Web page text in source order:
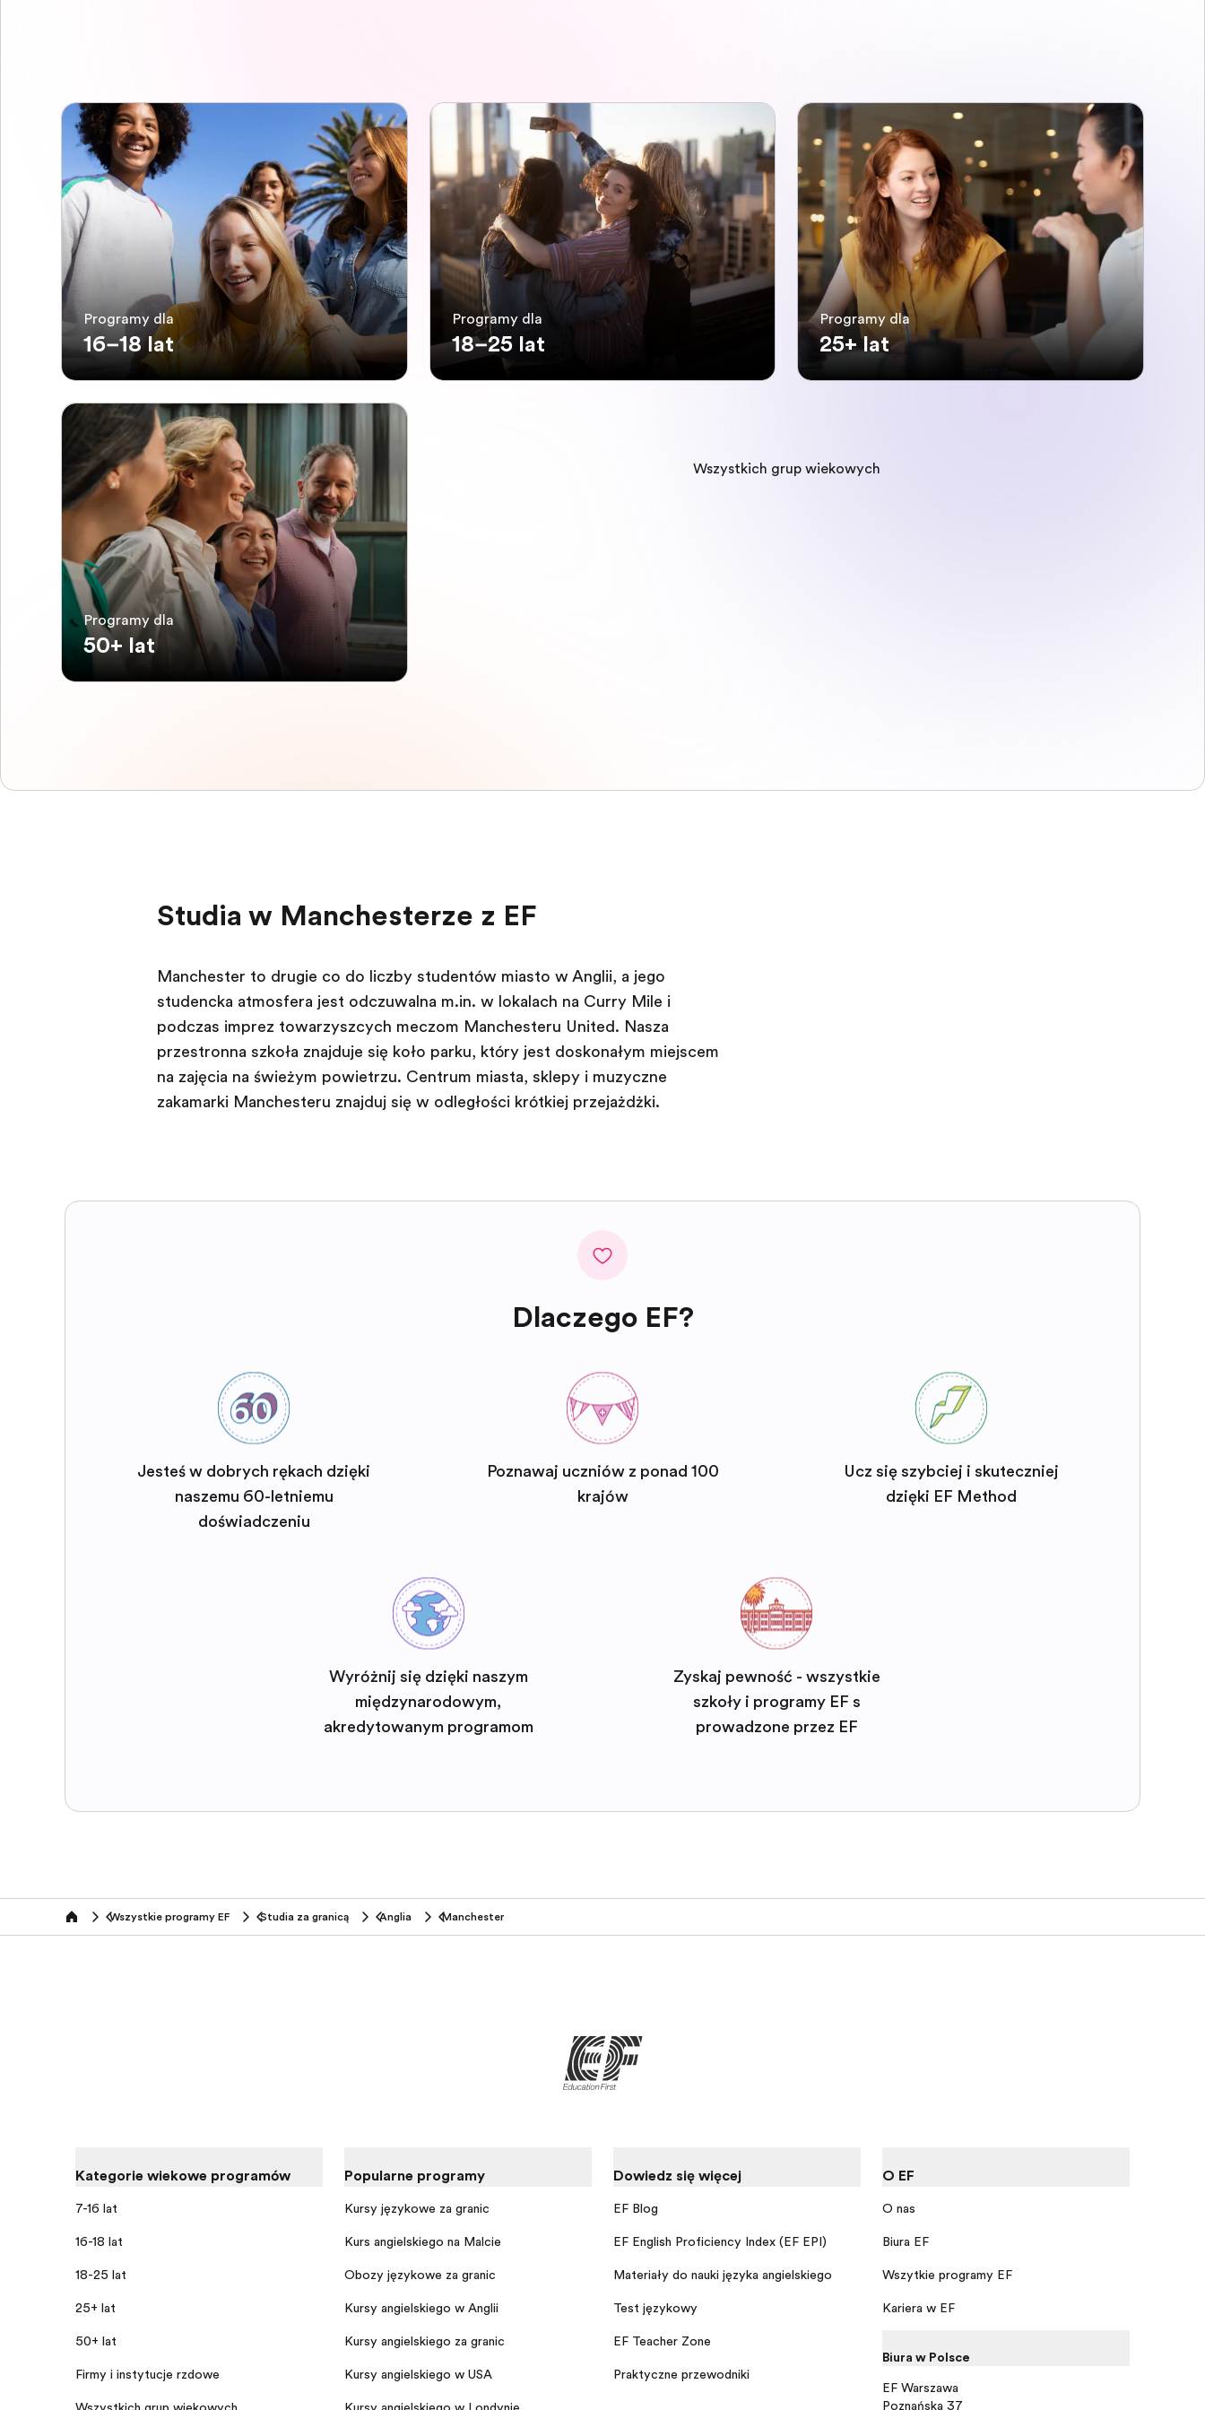
Programy dla
16–18 lat
Programy dla
18–25 lat
Programy dla
25+ lat
Programy dla
50+ lat
Wszystkich grup wiekowych
Studia w Manchesterze z EF
Manchester to drugie co do liczby studentów miasto w Anglii, a jego
studencka atmosfera jest odczuwalna m.in. w lokalach na Curry Mile i
podczas imprez towarzyszących meczom Manchesteru United. Nasza
przestronna szkoła znajduje się koło parku, który jest doskonałym miejscem
na zajęcia na świeżym powietrzu. Centrum miasta, sklepy i muzyczne
zakamarki Manchesteru znajdują się w odległości krótkiej przejażdżki.
Dlaczego EF?
Jesteś w dobrych rękach dzięki
naszemu 60-letniemu
doświadczeniu
Poznawaj uczniów z ponad 100
krajów
Ucz się szybciej i skuteczniej
dzięki EF Method
Wyróżnij się dzięki naszym
międzynarodowym,
akredytowanym programom
Zyskaj pewność - wszystkie
szkoły i programy EF są
prowadzone przez EF
home Wszystkie programy EF Studia za granicą Anglia Manchester
Kategorie wiekowe programów
7-16 lat
16-18 lat
18-25 lat
25+ lat
50+ lat
Firmy i instytucje rządowe
Popularne programy
Kursy językowe za granicą
Kurs angielskiego na Malcie
Obozy językowe za granicą
Kursy angielskiego w Anglii
Kursy angielskiego za granicą
Kursy angielskiego w USA
Dowiedz się więcej
EF Blog
EF English Proficiency Index (EF EPI)
Materiały do nauki języka angielskiego
Test językowy
EF Teacher Zone
Praktyczne przewodniki
O EF
O nas
Biura EF
Wszytkie programy EF
Kariera w EF
Biura w Polsce
EF Warszawa
Poznańska 37